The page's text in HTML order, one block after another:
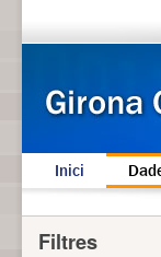
Inici
Filtres